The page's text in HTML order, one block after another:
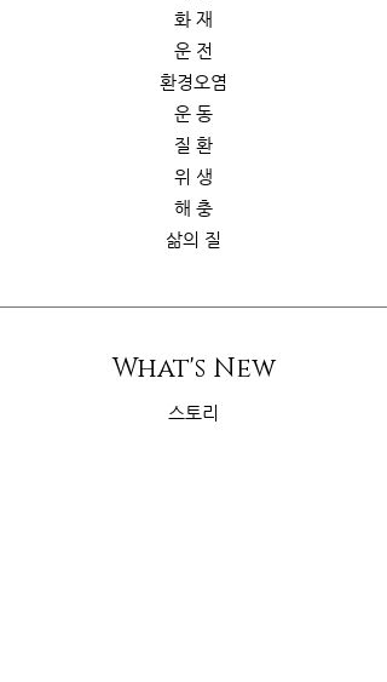
화 재
운 전
환경오염
운 동
질 환
위 생
해 충
삶의 질
What's New
스토리